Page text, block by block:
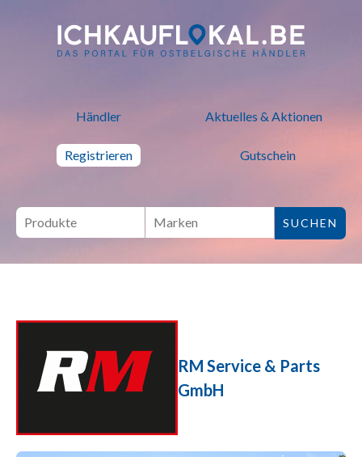
ich kauf lokal - Bei lokalen
Händler Aktuelles & Aktionen
Registrieren Gutschein
RM Service & Parts
GmbH